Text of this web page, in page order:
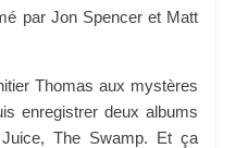
par Jon Spencer et Matt
Thomas aux mystères
enregistrer deux albums
The Swamp. Et ça